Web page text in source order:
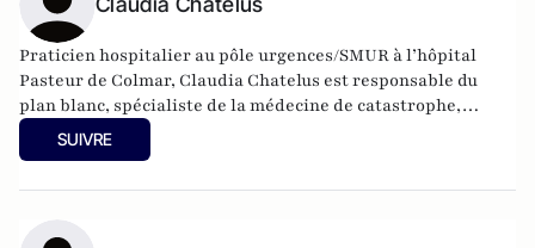
Praticien hospitalier au pôle urgences/SMUR à l’hôpital
Pasteur de Colmar, Claudia Chatelus est responsable du
plan blanc, spécialiste de la médecine de catastrophe,
expert du mécanisme européen de protection civile,
médecin pompier et réserviste du service de santé des
SUIVRE